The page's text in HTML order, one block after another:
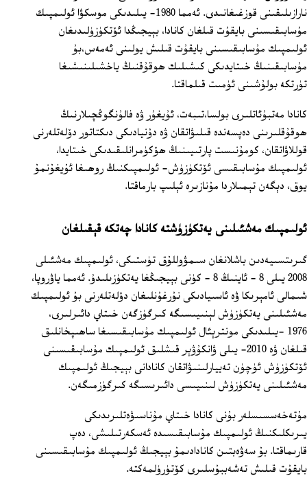
نارازىلىقىنى قوزغىغانىدى. ئەمما 1980- يىلىدىكى موسكۋا ئولىمپىك
مۇسابىقىسىنى بايقۇت قىلغان كانادا، بېيجىڭدا ئۆتكۈزۈلىدىغان
ئولىمپىك مۇسابىقىسىنى بايقۇت قىلىش يولىنى ئەمەس،بۇ
مۇسابىقىنىڭ خىتايدىكى كىشىلىك ھوقۇقنىڭ ياخشىلىنىشىغا
تۈرتكە بولۇشىنى ئۈمىت قىلماقتا.
كانادا مەتبۇئاتلىرى بولسا،تىبەت، ئۇيغۇر ۋە فالۇنگوڭچىلارنىڭ
ھوقۇقلىرىنى دەپسەندە قىلىۋاتقان ۋە دۇنيادىكى دىكتاتور دۆلەتلەرنى
قوللاۋاتقان، كومۇنىست پارتىيىنىڭ ھۆكۈمرانلىقىدىكى خىتايدا،
ئولىمپىك مۇسابىقىسى ئۆتكۈزۈش- ئولىمپىكنىڭ روھىغا ئۇيغۇنمۇ
يوق، دېگەن تېمىلاردا مۇنازىرە ئېلىپ بارماقتا.
ئولىمپىك مەشئىلىنى يەتكۈزۈشتە كانادا چەتكە قېقىلغان
گىرىتسىيەدىن باشلانغان سىمۋوللۇق تۈستىكى، ئولىمپىك مەشئىلى
2008 يىلى 8 - ئاينىڭ 8 - كۈنى بېيجىڭغا يەتكۈزىلىدۇ. ئەمما ياۋروپا،
شىمالى ئامېرىكا ۋە ئاسىيادىكى نۇرغۇنلىغان دۆلەتلەرنى بۇ ئولىمپىك
مەشئىلىنى يەتكۈزۈش لېنىيىسىگە كىرگۈزگەن خىتاي دائىرلىرى،
1976 -يىلىدىكى مونترېئال ئولىمپىك مۇسابىقىسىغا ساھىپخانلىق
قىلغان ۋە 2010- يىلى ۋانكۇۋېر قىشلىق ئولىمپىك مۇسابىقىسىنى
ئۆتكۈزۈش ئۈچۈن تەييارلىنىۋاتقان كانادانى بېيجىڭ ئولىمپىك
مەشئىلىنى يەتكۈزۈش لىنىيىسى دائىرىسىگە كىرگۈزمىگەن.
مۇتەخەسسىسلەر بۇنى كانادا خىتاي مۇناسىۋەتلىرىدىكى
يىرىكلىكنىڭ ئولىمپىك مۇسابىقىسىدە ئەسكەرتىلىشى، دەپ
قارىماقتا. بۇ سەۋەبتىن كانادادىمۇ بېيجىڭ ئولىمپىك مۇسابىقىسىنى
بايقۇت قىلىش تەشەببۇسلىرى كۆتۈرۈلمەكتە.